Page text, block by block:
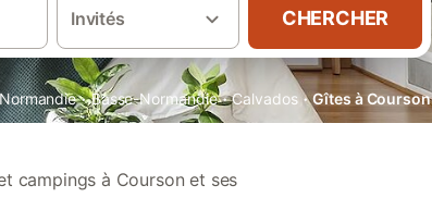
Invités CHERCHER
· Basse-Normandie · Calvados · Gîtes à Courson
campings à Courson et ses